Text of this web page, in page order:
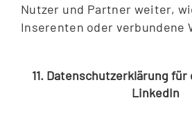
Nutzer und Partner weiter,
Inserenten oder verbundene
11. Datenschutzerklärung
LinkedIn